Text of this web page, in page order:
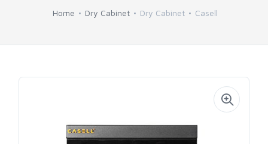
Home Dry Cabinet Dry Cabinet Casell